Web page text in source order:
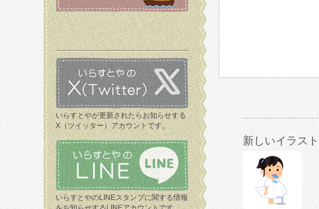
いらすとやが更新されたらお知らせする
X（ツイッター）アカウントです。
いらすとやのLINEスタンプに関する情報
新しいイラスト